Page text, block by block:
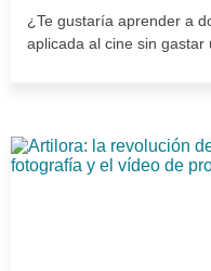
¿Te gustaría aprender a
aplicada al cine sin gastar